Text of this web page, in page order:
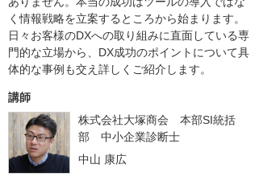
く情報戦略を立案するところから始まります。
日々お客様のDXへの取り組みに直面している専
門的な立場から、DX成功のポイントについて具
体的な事例も交え詳しくご紹介します。
講師
株式会社大塚商会 本部SI統括
部 中小企業診断士
中山 康広